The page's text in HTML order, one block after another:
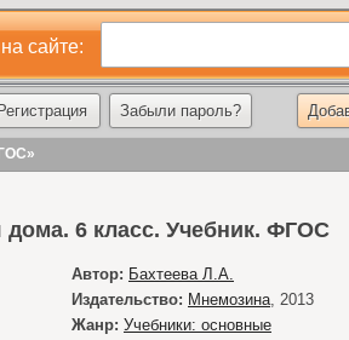
сайте:
Регистрация Забыли пароль?
дома. 6 класс. Учебник. ФГОС
Автор: Бахтеева Л.А.
Издательство: Мнемозина, 2013
Жанр: Учебники: основные